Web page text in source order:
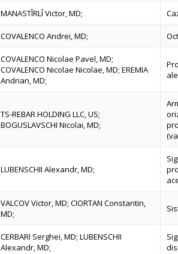
MANASTÎRLÎ Victor, MD;
COVALENCO Andrei, MD;
COVALENCO Nicolae Pavel, MD;
COVALENCO Nicolae Nicolae, MD; EREMIA
Andrian, MD;
TS-REBAR HOLDING LLC, US;
BOGUSLAVSCHI Nicolai, MD;
LUBENSCHII Alexandr, MD;
VALCOV Victor, MD; CIORTAN Constantin,
MD;
CERBARI Serghei, MD; LUBENSCHII
Alexandr, MD;